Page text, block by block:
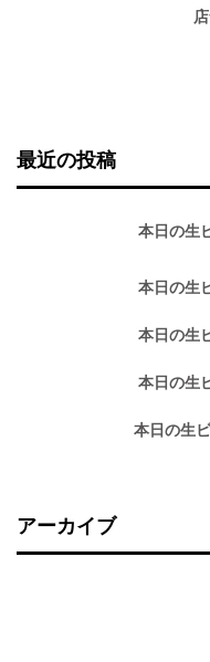
最近の投稿
本日の生
本日の生
本日の生
本日の生
本日の生
アーカイブ